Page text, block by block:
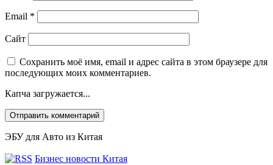
Email *
Сайт
Сохранить моё имя, email и адрес сайта в этом браузере для
последующих моих комментариев.
Капча загружается...
ЭБУ для Авто из Китая
Бизнес новости Китая